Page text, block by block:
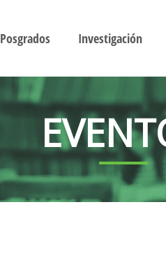
Posgrados Investigación